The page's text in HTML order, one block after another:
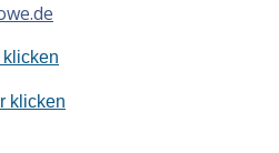
klicken